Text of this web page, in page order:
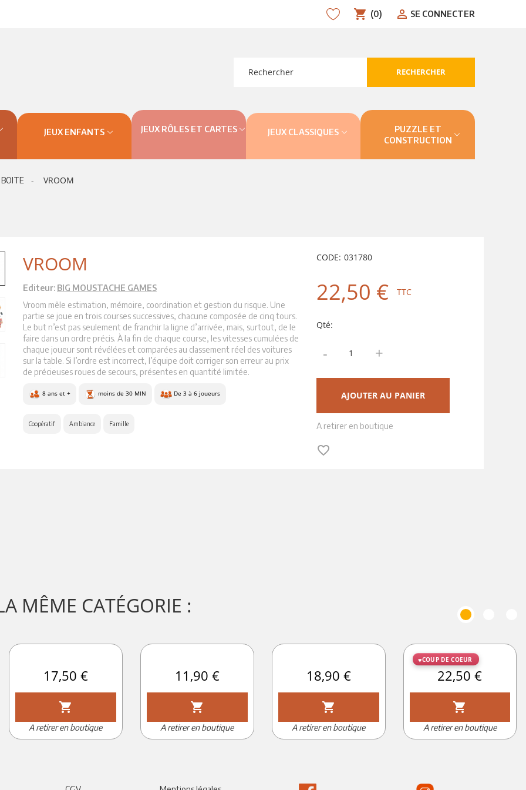
shopping_cart (0) person_outline SE CONNECTER
search
RECHERCHER
JEUX ENFANTS JEUX RÔLES ET CARTES JEUX CLASSIQUES
PUZZLE ET
CONSTRUCTION
VROOM
VROOM
Editeur: BIG MOUSTACHE GAMES
Vroom mêle estimation, mémoire, coordination et gestion du risque. Une
partie se joue en trois courses successives, chacune composée de cinq tours.
Le but n’est pas seulement de franchir la ligne d’arrivée, mais, surtout, de le
faire dans un ordre précis. À la fin de chaque course, les vitesses cumulées de
chaque joueur sont révélées et comparées au classement réel des voitures
sur la table. Si l’ordre est incorrect, l’équipe doit corriger son erreur au prix
de précieuses roues de secours, présentes en quantité limitée.
8 ans et + moins de 30 MIN De 3 à 6 joueurs
Coopératif Ambiance Famille
CODE: 031780
22,50 € TTC
Qté:
- +
AJOUTER AU PANIER
A retirer en boutique
favorite_border
MÊME CATÉGORIE :
Prix
17,50 €
shopping_cart
A retirer en boutique
Prix
11,90 €
shopping_cart
A retirer en boutique
Prix
18,90 €
shopping_cart
A retirer en boutique
COUP DE COEUR
Prix
22,50 €
shopping_cart
A retirer en boutique